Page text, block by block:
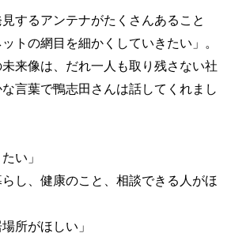
見するアンテナがたくさんあること
トの網目を細かくしていきたい」。
来像は、だれ一人も取り残さない社
言葉で鴨志田さんは話してくれまし
い」
らし、健康のこと、相談できる人がほ
所がほしい」